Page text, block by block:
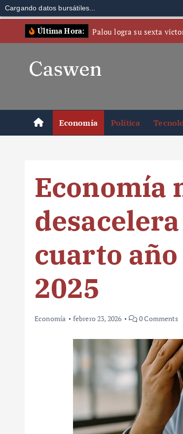
Cargando datos bursátiles...
Última Hora: Palou logra su sexta
Economía Política
Economía
cuarto
2025
Economía febrero 23, 2026 0 Comments